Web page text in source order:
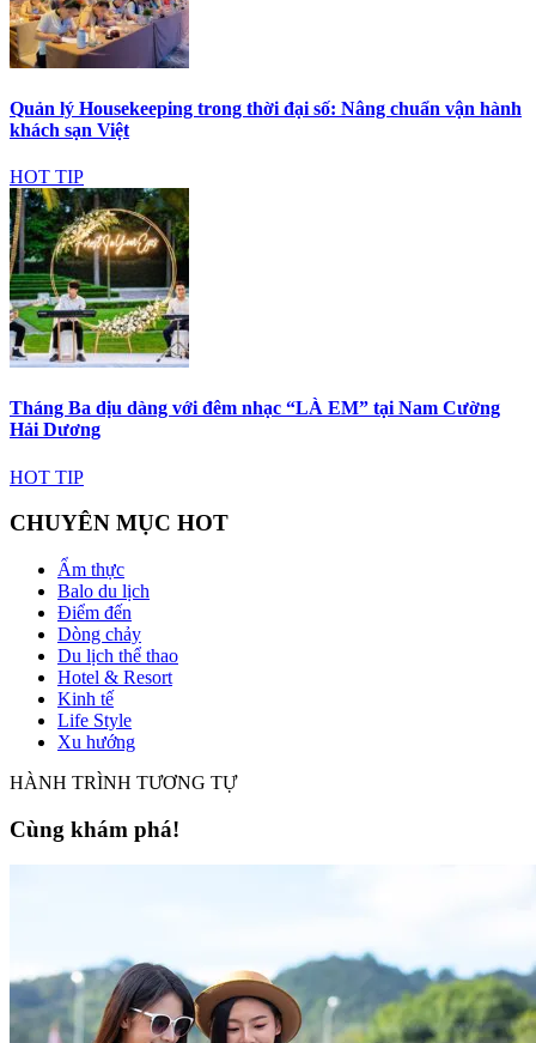
Quản lý Housekeeping trong thời đại số: Nâng chuẩn vận hành
khách sạn Việt
HOT TIP
Tháng Ba dịu dàng với đêm nhạc “LÀ EM” tại Nam Cường
Hải Dương
HOT TIP
CHUYÊN MỤC HOT
Ẩm thực
Balo du lịch
Điểm đến
Dòng chảy
Du lịch thể thao
Hotel & Resort
Kinh tế
Life Style
Xu hướng
HÀNH TRÌNH TƯƠNG TỰ
Cùng khám phá!